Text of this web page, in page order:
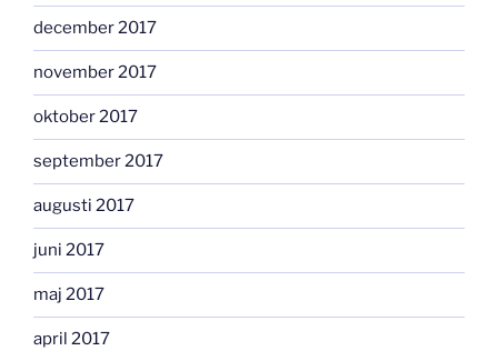
december 2017
november 2017
oktober 2017
september 2017
augusti 2017
juni 2017
maj 2017
april 2017